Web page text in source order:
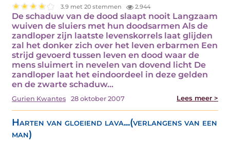
3.9 met 20 stemmen 2.944
De schaduw van de dood slaapt nooit Langzaam
wuiven de sluiers met hun doodsarmen Als de
zandloper zijn laatste levenskorrels laat glijden
zal het donker zich over het leven erbarmen Een
strijd gevoerd tussen leven en dood waar de
mens sluimert in nevelen van dovend licht De
zandloper laat het eindoordeel in deze gelden
en de zwarte schaduw…
Gurien Kwantes 28 oktober 2007 Lees meer >
Harten van gloeiend lava...(verlangens van een
man)